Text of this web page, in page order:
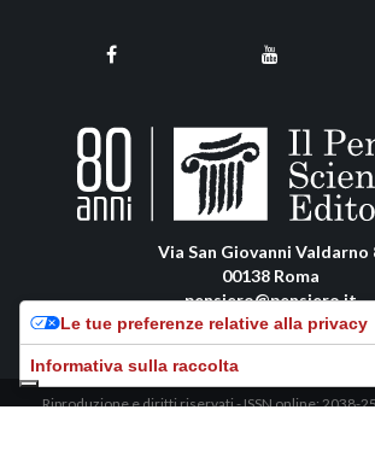
Via San Giovanni Valdarno
00138 Roma
pensiero@pensiero.it
Riproduzione e diritti riservati - ISSN online: 2038-
Le tue preferenze relative alla privacy
Informativa sulla raccolta